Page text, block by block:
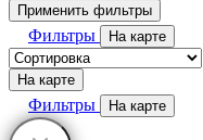
Применить фильтры
Фильтры На карте
На карте
Фильтры На карте